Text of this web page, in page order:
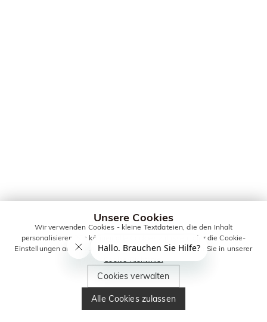
Unsere Cookies
Wir verwenden Cookies - kleine Textdateien, die den Inhalt
personalisieren. Sie können alle Cookies zulassen oder die Cookie-
Einstellungen anpassen. Weitere Informationen erhalten Sie in unserer
Cookie-Richtlinie.
Cookies verwalten
Alle Cookies zulassen